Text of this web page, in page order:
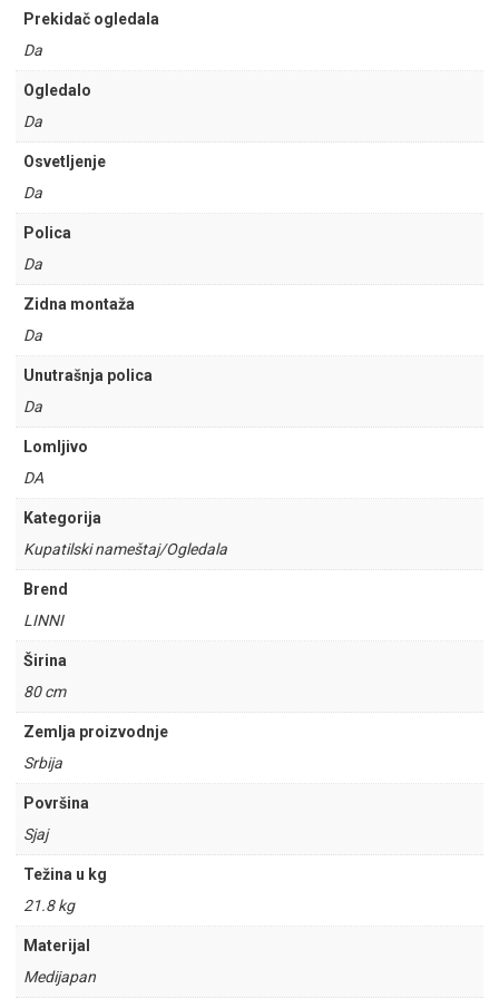
Prekidač ogledala
Da
Ogledalo
Da
Osvetljenje
Da
Polica
Da
Zidna montaža
Da
Unutrašnja polica
Da
Lomljivo
DA
Kategorija
Kupatilski nameštaj/Ogledala
Brend
LINNI
Širina
80 cm
Zemlja proizvodnje
Srbija
Površina
Sjaj
Težina u kg
21.8 kg
Materijal
Medijapan